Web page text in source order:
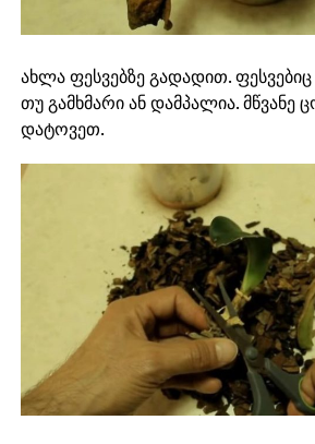
ახლა ფესვებზე გადადით.
თუ გამხმარი ან დამპალია. მწვანე
დატოვეთ.